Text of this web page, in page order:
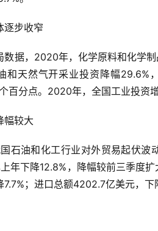
逐步收窄
数据，2020年，化学原料和化学
和天然气开采业投资降幅29.6%
百分点。2020年，全国工业投资
幅较大
石油和化工行业对外贸易起伏波
年下降12.8%，降幅较前三季度
；进口总额4202.7亿美元，下